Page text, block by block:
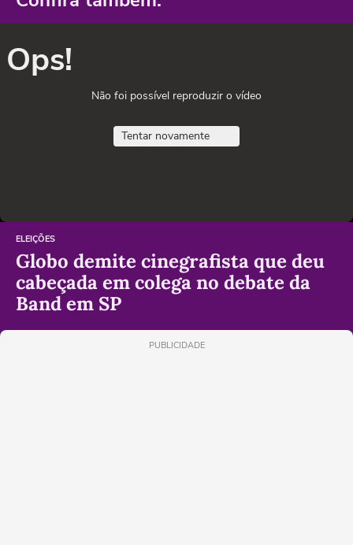
Ops!
Não foi possível reproduzir o vídeo
Tentar novamente
ELEIÇÕES
Globo demite cinegrafista que deu
cabeçada em colega no debate da
Band em SP
PUBLICIDADE